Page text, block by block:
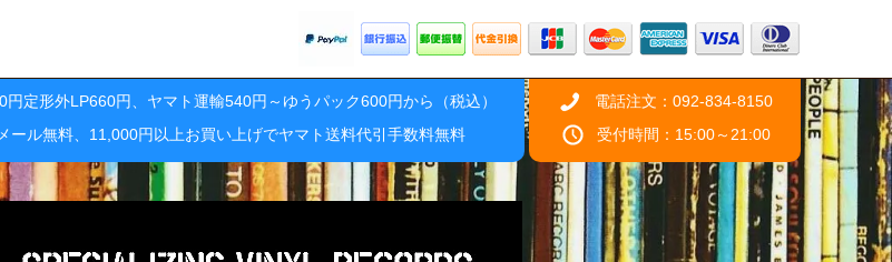
定形外LP660円、ヤマト運輸540円～ゆうパック600円から（税込）
ール無料、11,000円以上お買い上げでヤマト送料代引手数料無料
電話注文：092-834-8150
受付時間：15:00～21:00